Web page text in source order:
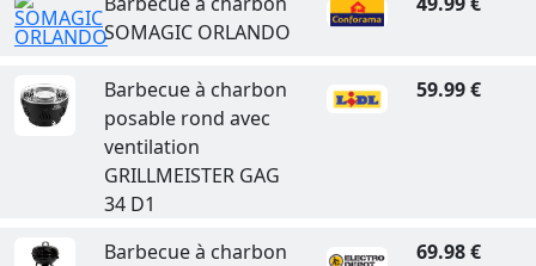
SOMAGIC ORLANDO
Barbecue à charbon
posable rond avec
ventilation
GRILLMEISTER GAG
34 D1
59.99 €
Barbecue à charbon
69.98 €